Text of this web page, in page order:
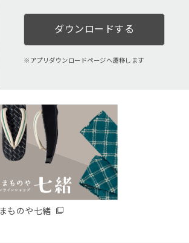
ダウンロードする
アプリダウンロードページへ遷移します
ものや七緒